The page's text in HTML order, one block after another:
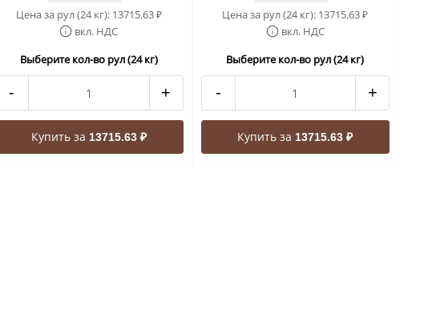
Цена за рул (24 кг): 13715.63₽
вкл. НДС
Выберите кол-во рул (24 кг)
- +
Купить за 13715.63 ₽
Цена за рул (24 кг): 13715.63₽
вкл. НДС
Выберите кол-во рул (24 кг)
- +
Купить за13715.63 ₽